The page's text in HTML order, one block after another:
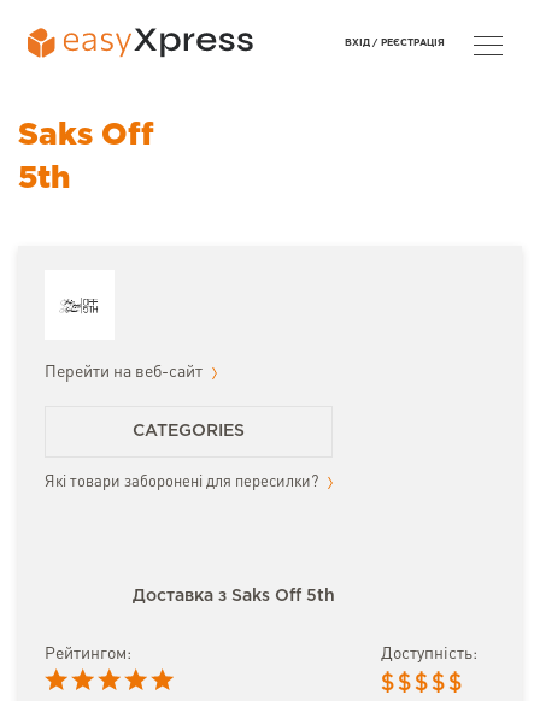
Saks Off
5th
Перейти на веб-сайт
CATEGORIES
Які товари заборонені для пересилки?
Доставка з Saks Off 5th
Рейтингом: Доступність:
$ $ $ $ $
ВХІД / РЕЄСТРАЦІЯ